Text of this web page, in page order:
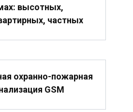
высотных,
частных
охранно-пожарная
GSM